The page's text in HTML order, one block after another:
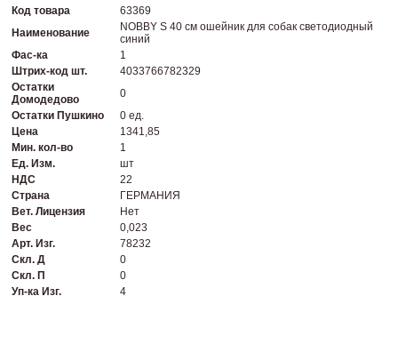
Код товара
63369
Наименование
NOBBY S 40 см ошейник для собак светодиодный
синий
Фас-ка
1
Штрих-код шт.
4033766782329
Остатки
Домодедово
0
Остатки Пушкино
0 ед.
Цена
1341,85
Мин. кол-во
1
Ед. Изм.
шт
НДС
22
Страна
ГЕРМАНИЯ
Вет. Лицензия
Нет
Вес
0,023
Арт. Изг.
78232
Скл. Д
0
Скл. П
0
Уп-ка Изг.
4